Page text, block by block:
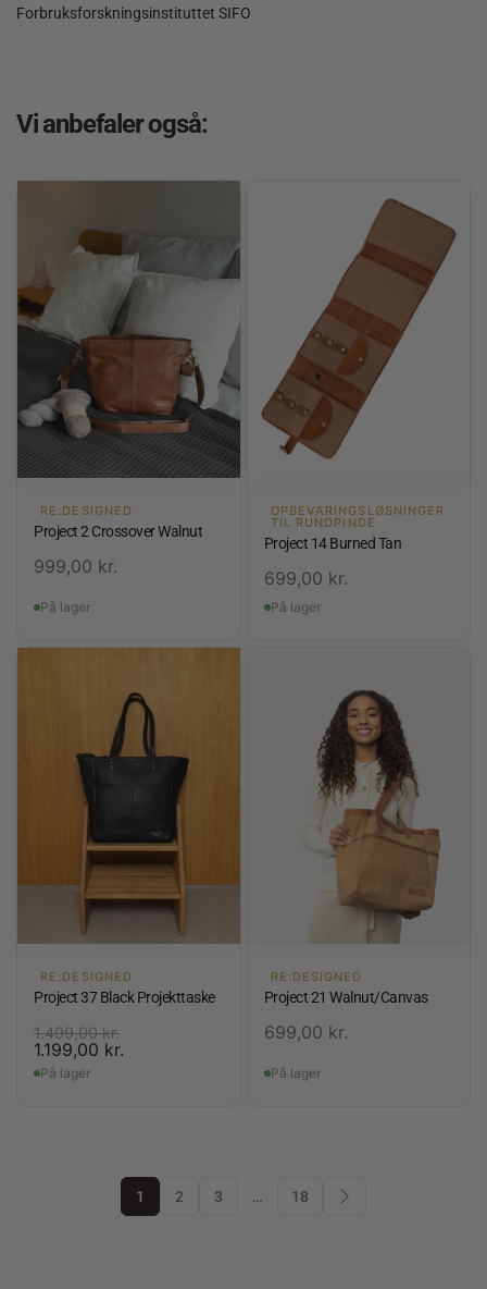
Forbruksforskningsinstituttet SIFO
Vi anbefaler også:
RE:DESIGNED
Project 2 Crossover Walnut
999,00 kr.
På lager
OPBEVARINGSLØSNINGER
TIL RUNDPINDE
Project 14 Burned Tan
699,00 kr.
På lager
RE:DESIGNED
Project 37 Black Projekttaske
1.499,00kr.
1.199,00 kr.
På lager
RE:DESIGNED
Project 21 Walnut/Canvas
699,00 kr.
På lager
1 2 3 … 18